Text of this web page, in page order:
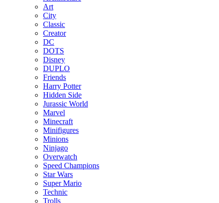
Art
City
Classic
Creator
DC
DOTS
Disney
DUPLO
Friends
Harry Potter
Hidden Side
Jurassic World
Marvel
Minecraft
Minifigures
Minions
Ninjago
Overwatch
Speed Champions
Star Wars
Super Mario
Technic
Trolls